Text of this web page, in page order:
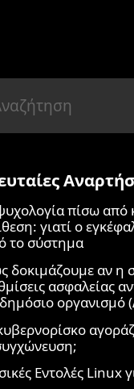
πίσω από
γιατί ο
το σύστημα
δοκιμάζουμε αν η
ασφαλείας
οργανισμό
Εντολές Linux